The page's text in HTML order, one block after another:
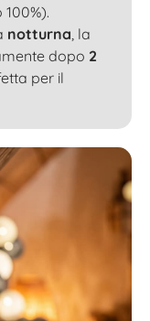
notturna , la
dopo 2
per il